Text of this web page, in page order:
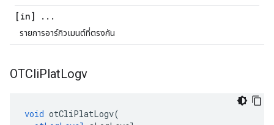
[in] . . .
รายการอาร์กิวเมนต์ที่ตรงกัน
OTCliPlatLogv
void otCliPlatLogv(